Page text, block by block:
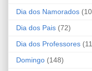
Dia dos Namorados
Dia dos Pais (72)
Dia dos Professores
Domingo (148)